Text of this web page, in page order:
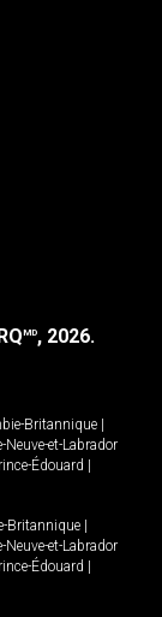
MD, 2026.
Britannique
Neuve-et-Labrador
Édouard
Britannique
Neuve-et-Labrador
Édouard